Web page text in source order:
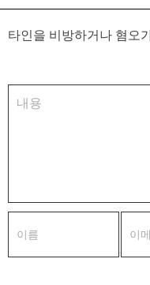
타인을 비방하거나 혐오